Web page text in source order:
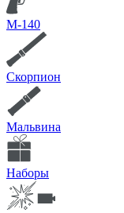
М-140
Скорпион
Мальвина
Наборы